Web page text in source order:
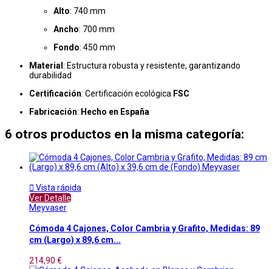
Alto: 740 mm
Ancho: 700 mm
Fondo: 450 mm
Material : Estructura robusta y resistente, garantizando
durabilidad
Certificación: Certificación ecológica FSC
Fabricación: Hecho en España
6 otros productos en la misma categoría:
 Vista rápida
Ver Detalle
Meyvaser
Cómoda 4 Cajones, Color Cambria y Grafito, Medidas: 89
cm (Largo) x 89,6 cm...
214,90 €